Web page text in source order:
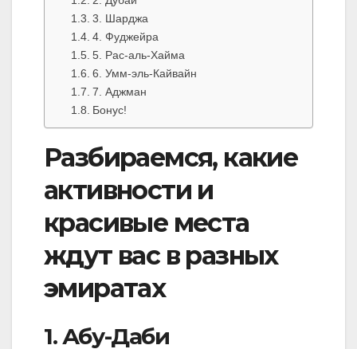
3. Шарджа
4. Фуджейра
5. Рас-аль-Хайма
6. Умм-эль-Кайвайн
7. Аджман
Бонус!
Разбираемся, какие
активности и
красивые места
ждут вас в разных
эмиратах
1. Абу-Даби